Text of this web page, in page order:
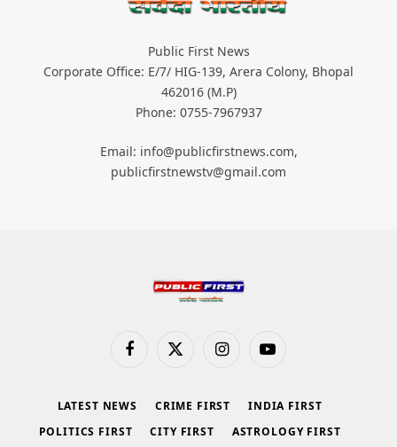
Public First News
Corporate Office: E/7/ HIG-139, Arera Colony, Bhopal
462016 (M.P)
Phone: 0755-7967937
Email: info@publicfirstnews.com,
publicfirstnewstv@gmail.com
FacebookX
InstagramYouTube
LATEST NEWS CRIME FIRST
INDIA FIRST
POLITICS FIRST
CITY FIRST ASTROLOGY FIRST